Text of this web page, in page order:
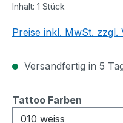
Inhalt: 1 Stück
Preise inkl. MwSt. zzgl.
Versandfertig in 5
Tattoo Farben